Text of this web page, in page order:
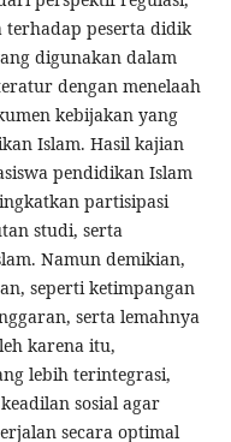
terhadap peserta didik
digunakan dalam
dengan menelaah
kebijakan yang
Islam. Hasil kajian
pendidikan Islam
partisipasi
studi, serta
Namun demikian,
seperti ketimpangan
serta lemahnya
karena itu,
lebih terintegrasi,
sosial agar
secara optimal